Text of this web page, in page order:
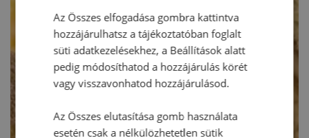
Az Összes elfogadása gombra kattintva
hozzájárulhatsz a tájékoztatóban foglalt
süti adatkezelésekhez, a Beállítások alatt
pedig módosíthatod a hozzájárulás körét
vagy visszavonhatod hozzájárulásod.
Az Összes elutasítása gomb használata
esetén csak a nélkülözhetetlen sütik